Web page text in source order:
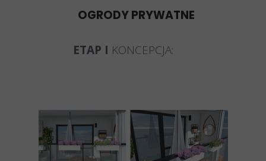
ETAP I KONCEPCJA:
OGRODY PRYWATNE